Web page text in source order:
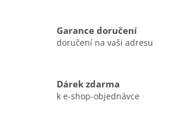
Garance doručení
doručení na vaši adresu
Dárek zdarma
k e-shop-objednávce